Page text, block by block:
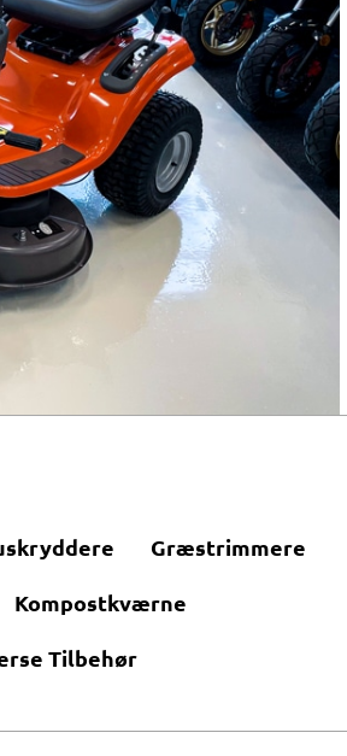
Græstrimmere
Kompostkværne
Tilbehør